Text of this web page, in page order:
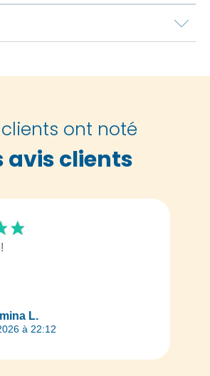
clients ont noté
avis clients
L.
à 22:12